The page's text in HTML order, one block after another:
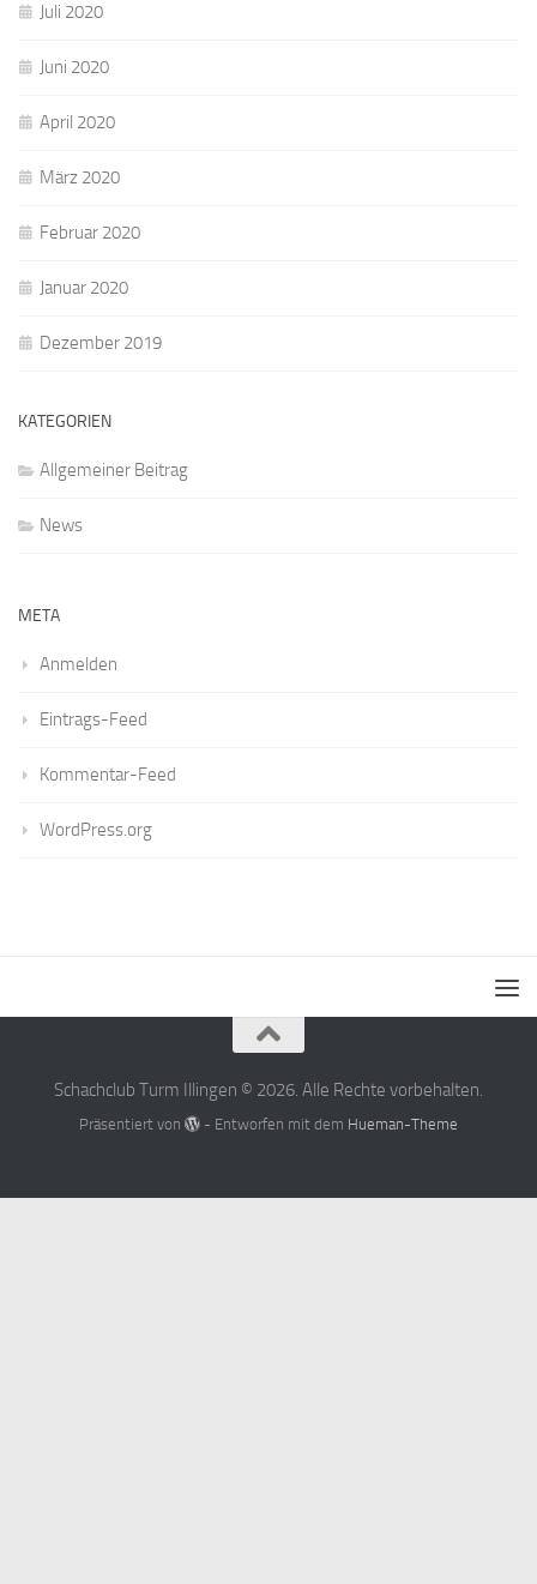
Juli 2020
Juni 2020
April 2020
März 2020
Februar 2020
Januar 2020
Dezember 2019
KATEGORIEN
Allgemeiner Beitrag
News
META
Anmelden
Eintrags-Feed
Kommentar-Feed
WordPress.org
Schachclub Turm Illingen © 2026. Alle Rechte vorbehalten.
Präsentiert von - Entworfen mit dem Hueman-Theme